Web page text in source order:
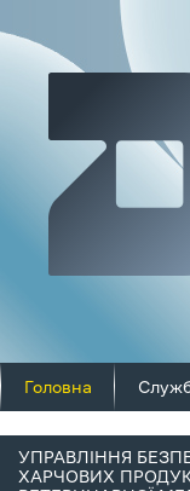
Головна
УПРАВЛІННЯ
ХАРЧОВИХ